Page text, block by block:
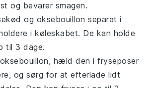
og bevarer smagen.
og oksebouillon separat i
i køleskabet. De kan holde
til 3 dage.
oksebouillon, hæld den i fryseposer
og sørg for at efterlade lidt